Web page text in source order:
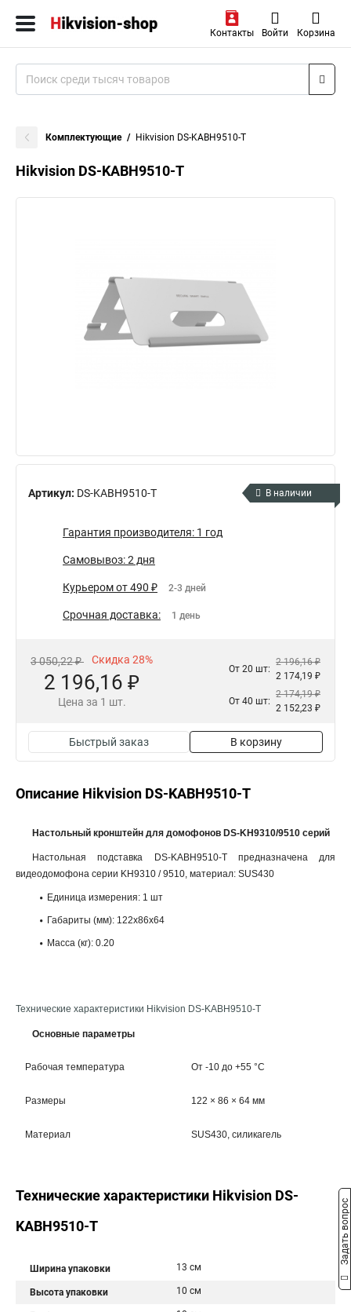
Контакты Войти Корзина
Комплектующие Hikvision DS-KABH9510-T
Hikvision DS-KABH9510-T
Артикул: DS-KABH9510-T В наличии
Гарантия производителя: 1 год
Самовывоз: 2 дня
Курьером от 490 ₽ 2-3 дней
Срочная доставка: 1 день
3 050,22 ₽ Скидка 28%
2 196,16 ₽
Цена за 1 шт.
От 20 шт:
2 196,16 ₽
2 174,19 ₽
От 40 шт:
2 174,19 ₽
2 152,23 ₽
Быстрый заказ В корзину
Описание Hikvision DS-KABH9510-T
Настольный кронштейн для домофонов DS-KH9310/9510 серий
Настольная подставка DS-KABH9510-T предназначена для
видеодомофона серии KH9310 / 9510, материал: SUS430
Единица измерения: 1 шт
Габариты (мм): 122x86x64
Масса (кг): 0.20
Технические характеристики Hikvision DS-KABH9510-T
Основные параметры
Рабочая температура От -10 до +55 °C
Размеры 122 × 86 × 64 мм
Материал SUS430, силикагель
Технические характеристики Hikvision DS-
KABH9510-T
Ширина упаковки 13 см
Высота упаковки 10 см
Задать вопрос